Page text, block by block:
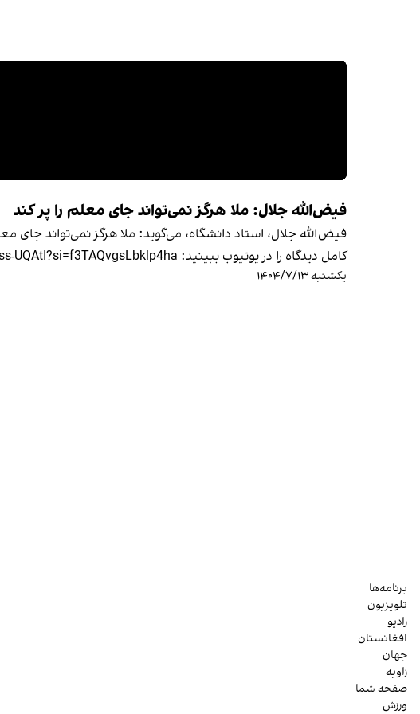
فیض‌الله جلال: ملا هرگز نمی‌تواند جای معلم را پر کند
فیض‌الله جلال، استاد دانشگاه، می‌گوید: ملا هرگز نمی‌تواند جای
کامل دیدگاه را در یوتیوب ببینید: https://youtu.be/hwwss-UQAtI?si=f3TAQvgsLbklp4ha
یکشنبه ۱۴۰۴/۷/۱۳
برنامه‌ها
تلویزیون
رادیو
افغانستان
جهان
زاویه
صفحه شما
ورزش